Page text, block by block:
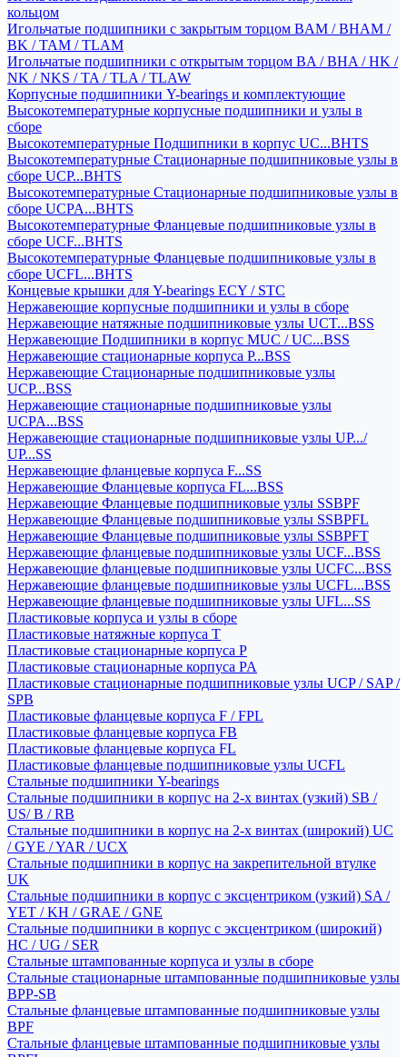
кольцом
Игольчатые подшипники с закрытым торцом BAM / BHAM /
BK / TAM / TLAM
Игольчатые подшипники с открытым торцом BA / BHA / HK /
NK / NKS / TA / TLA / TLAW
Корпусные подшипники Y-bearings и комплектующие
Высокотемпературные корпусные подшипники и узлы в
сборе
Высокотемпературные Подшипники в корпус UC...BHTS
Высокотемпературные Стационарные подшипниковые узлы в
сборе UCP...BHTS
Высокотемпературные Стационарные подшипниковые узлы в
сборе UCPA...BHTS
Высокотемпературные Фланцевые подшипниковые узлы в
сборе UCF...BHTS
Высокотемпературные Фланцевые подшипниковые узлы в
сборе UCFL...BHTS
Концевые крышки для Y-bearings ECY / STC
Нержавеющие корпусные подшипники и узлы в сборе
Нержавеющие натяжные подшипниковые узлы UCT...BSS
Нержавеющие Подшипники в корпус MUC / UC...BSS
Нержавеющие стационарные корпуса P...BSS
Нержавеющие Стационарные подшипниковые узлы
UCP...BSS
Нержавеющие стационарные подшипниковые узлы
UCPA...BSS
Нержавеющие стационарные подшипниковые узлы UP.../
UP...SS
Нержавеющие фланцевые корпуса F...SS
Нержавеющие Фланцевые корпуса FL...BSS
Нержавеющие Фланцевые подшипниковые узлы SSBPF
Нержавеющие Фланцевые подшипниковые узлы SSBPFL
Нержавеющие Фланцевые подшипниковые узлы SSBPFT
Нержавеющие фланцевые подшипниковые узлы UCF...BSS
Нержавеющие фланцевые подшипниковые узлы UCFC...BSS
Нержавеющие фланцевые подшипниковые узлы UCFL...BSS
Нержавеющие фланцевые подшипниковые узлы UFL...SS
Пластиковые корпуса и узлы в сборе
Пластиковые натяжные корпуса T
Пластиковые стационарные корпуса P
Пластиковые стационарные корпуса PA
Пластиковые стационарные подшипниковые узлы UCP / SAP /
SPB
Пластиковые фланцевые корпуса F / FPL
Пластиковые фланцевые корпуса FB
Пластиковые фланцевые корпуса FL
Пластиковые фланцевые подшипниковые узлы UCFL
Стальные подшипники Y-bearings
Стальные подшипники в корпус на 2-х винтах (узкий) SB /
US/ B / RB
Стальные подшипники в корпус на 2-х винтах (широкий) UC
/ GYE / YAR / UCX
Стальные подшипники в корпус на закрепительной втулке
UK
Стальные подшипники в корпус с эксцентриком (узкий) SA /
YET / KH / GRAE / GNE
Стальные подшипники в корпус с эксцентриком (широкий)
HC / UG / SER
Стальные штампованные корпуса и узлы в сборе
Стальные стационарные штампованные подшипниковые узлы
BPP-SB
Стальные фланцевые штампованные подшипниковые узлы
BPF
Стальные фланцевые штампованные подшипниковые узлы